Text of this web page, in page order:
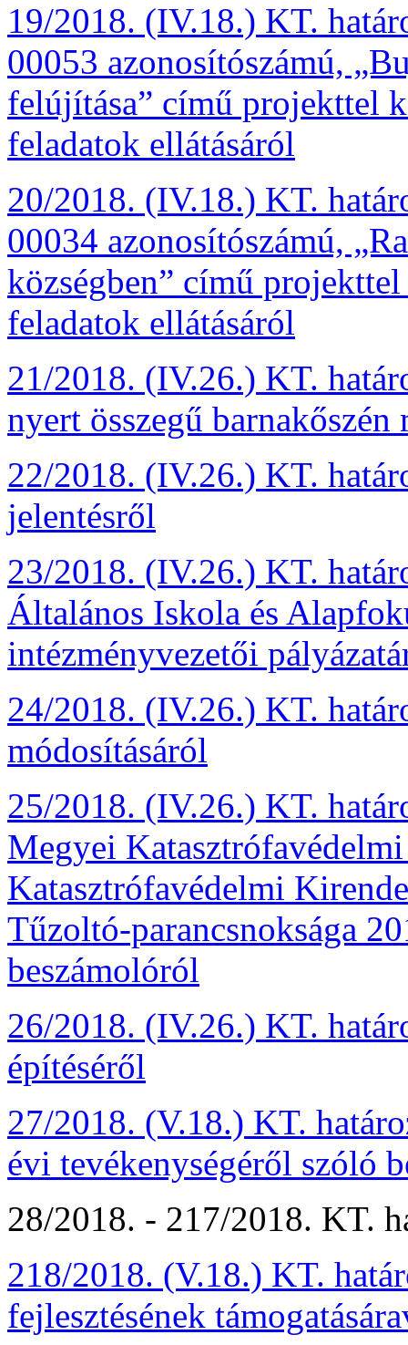
19/2018. (IV.18.) KT.
00053 azonosítószámú,
felújítása” című projekttel
feladatok ellátásáról
20/2018. (IV.18.) KT.
00034 azonosítószámú,
községben” című
feladatok ellátásáról
21/2018. (IV.26.) KT.
nyert összegű barnakőszén
22/2018. (IV.26.) KT.
jelentésről
23/2018. (IV.26.) KT.
Általános Iskola és
intézményvezetői
24/2018. (IV.26.) KT.
módosításáról
25/2018. (IV.26.) KT.
Megyei
Katasztrófavédelmi
Tűzoltó-parancsnoksága
beszámolóról
26/2018. (IV.26.) KT.
építéséről
27/2018. (V.18.) KT.
évi tevékenységéről szóló
28/2018. - 217/2018. KT.
218/2018. (V.18.) KT.
fejlesztésének